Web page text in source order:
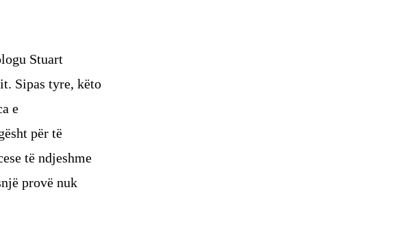
Stuart
Sipas tyre, këto
e
për të
të ndjeshme
provë nuk